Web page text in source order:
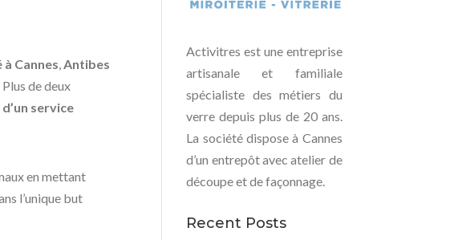
Cannes,Antibes
de deux
service
en mettant
l’unique but
Activitres est une entreprise
artisanale et familiale
spécialiste des métiers du
verre depuis plus de 20 ans.
La société dispose à Cannes
d’un entrepôt avec atelier de
découpe et de façonnage.
Recent Posts